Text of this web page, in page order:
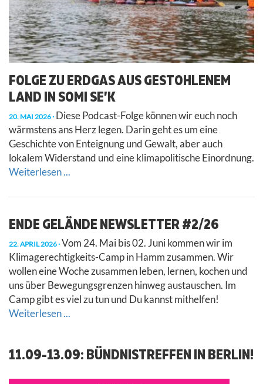
FOLGE ZU ERDGAS AUS GESTOHLENEM
LAND IN SOMI SE’K
20. MAI 2026 Diese Podcast-Folge können wir euch noch
wärmstens ans Herz legen. Darin geht es um eine
Geschichte von Enteignung und Gewalt, aber auch
lokalem Widerstand und eine klimapolitische Einordnung.
Weiterlesen ...
ENDE GELÄNDE NEWSLETTER #2/26
22. APRIL 2026 Vom 24. Mai bis 02. Juni kommen wir im
Klimagerechtigkeits-Camp in Hamm zusammen. Wir
wollen eine Woche zusammen leben, lernen, kochen und
uns über Bewegungsgrenzen hinweg austauschen. Im
Camp gibt es viel zu tun und Du kannst mithelfen!
Weiterlesen ...
11.09-13.09: BÜNDNISTREFFEN IN BERLIN!